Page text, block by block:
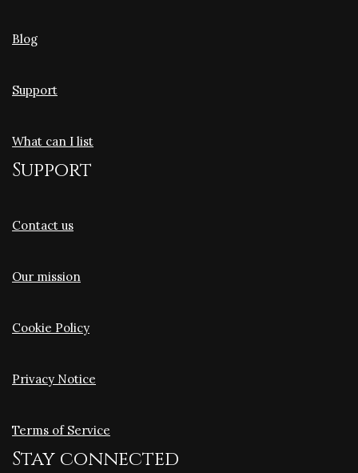
Blog
Support
What can I list
Support
Contact us
Our mission
Cookie Policy
Privacy Notice
Terms of Service
Stay connected